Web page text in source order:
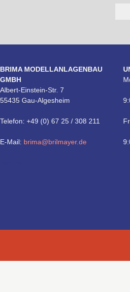
BRIMA MODELLANLAGENBAU
GMBH
Albert-Einstein-Str. 7
55435 Gau-Algesheim
Telefon: +49 (0) 67 25 / 308 211
E-Mail: brima@brilmayer.de